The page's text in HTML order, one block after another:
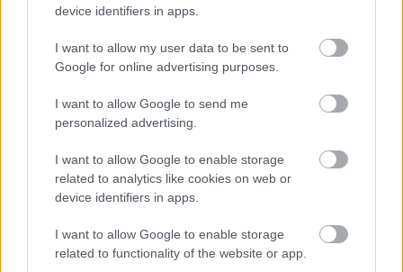
device identifiers in apps.
I want to allow my user data to be sent to
Google for online advertising purposes.
I want to allow Google to send me
personalized advertising.
I want to allow Google to enable storage
related to analytics like cookies on web or
device identifiers in apps.
I want to allow Google to enable storage
related to functionality of the website or app.
Itt állíthatod be, hogy a Google
keresőben elsők között legyen a
HelloMagyar!
Legyünk partnerek